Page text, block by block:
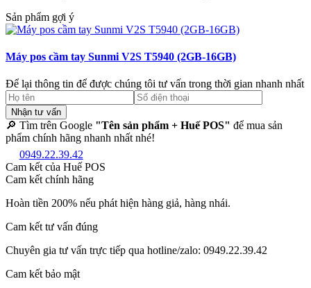
Sản phẩm gợi ý
Máy pos cầm tay Sunmi V2S T5940 (2GB-16GB)
Để lại thông tin để được chúng tôi tư vấn trong thời gian nhanh nhất
Nhận tư vấn
🔎 Tìm trên Google "Tên sản phẩm + Huế POS" để mua sản
phẩm chính hãng nhanh nhất nhé!
0949.22.39.42
Cam kết của Huế POS
Cam kết chính hãng
Hoàn tiền 200% nếu phát hiện hàng giả, hàng nhái.
Cam kết tư vấn đúng
Chuyên gia tư vấn trực tiếp qua hotline/zalo: 0949.22.39.42
Cam kết bảo mật